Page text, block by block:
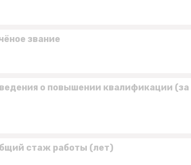
звание
о повышении квалификации (за
стаж работы (лет)